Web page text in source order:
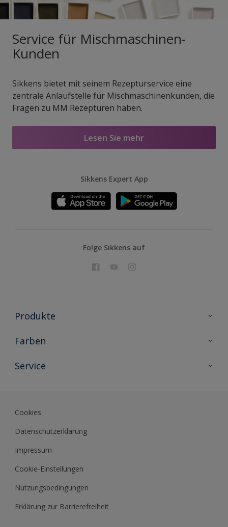
Service für Mischmaschinen-
Kunden
Sikkens bietet mit seinem Rezepturservice eine
zentrale Anlaufstelle für Mischmaschinenkunden, die
Fragen zu MM Rezepturen haben.
Lesen Sie mehr
Sikkens Expert App
Folge Sikkens auf
Produkte
Holzschutz
Metallschutz
Farben
Farbkollektionen
Farb-Tools
Service
Sikkens Akademie
Datenblätter
Cookies
Datenschutzerklärung
Impressum
Cookie-Einstellungen
Nutzungsbedingungen
Erklärung zur Barrierefreiheit